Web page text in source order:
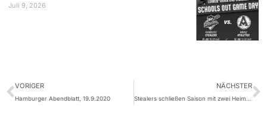
Juli 9, 2026
VORIGER
Hamburger Abendblatt, 19.9.2020
NÄCHSTER